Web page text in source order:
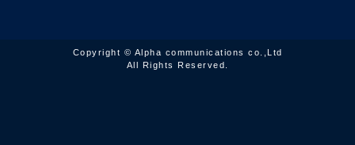
Copyright © Alpha communications co.,Ltd
All Rights Reserved.